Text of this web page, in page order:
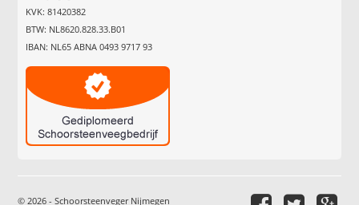
KVK: 81420382
BTW: NL8620.828.33.B01
IBAN: NL65 ABNA 0493 9717 93
© 2026 - Schoorsteenveger Nijmegen